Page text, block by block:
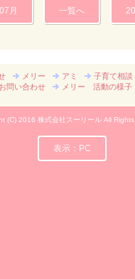
月 一覧へ
メリー アミ 子育て相談
お問い合わせ メリー 活動の様子
(C) 2016 株式会社スーリール All Rights
表示：PC